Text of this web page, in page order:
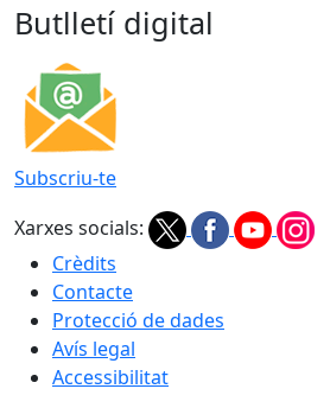
Butlletí digital
Subscriu-te
Xarxes socials:
Crèdits
Contacte
Protecció de dades
Avís legal
Accessibilitat